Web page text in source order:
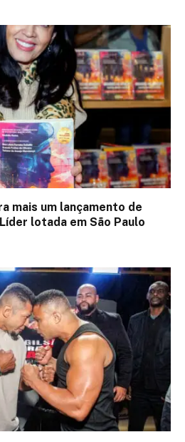
mais um lançamento de
lotada em São Paulo